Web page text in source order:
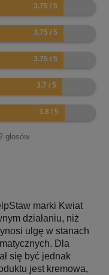
głosów
marki Kwiat
działaniu, niż
ulgę w stanach
Dla
się być jednak
jest kremowa,